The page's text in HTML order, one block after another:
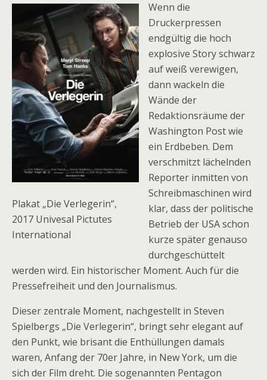
Plakat „Die Verlegerin“,
2017 Univesal Pictutes
International
Wenn die
Druckerpressen
endgültig die hoch
explosive Story schwarz
auf weiß verewigen,
dann wackeln die
Wände der
Redaktionsräume der
Washington Post wie
ein Erdbeben. Dem
verschmitzt lächelnden
Reporter inmitten von
Schreibmaschinen wird
klar, dass der politische
Betrieb der USA schon
kurze später genauso
durchgeschüttelt
werden wird. Ein historischer Moment. Auch für die
Pressefreiheit und den Journalismus.
Dieser zentrale Moment, nachgestellt in Steven
Spielbergs „Die Verlegerin“, bringt sehr elegant auf
den Punkt, wie brisant die Enthüllungen damals
waren, Anfang der 70er Jahre, in New York, um die
sich der Film dreht. Die sogenannten Pentagon